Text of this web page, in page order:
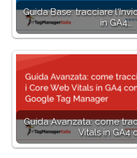
Guida Base: tracciare
in GA4…
Guida Avanzata: come
Vitals in GA4